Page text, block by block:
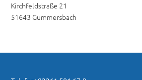
Kirchfeldstraße 21
51643 Gummersbach